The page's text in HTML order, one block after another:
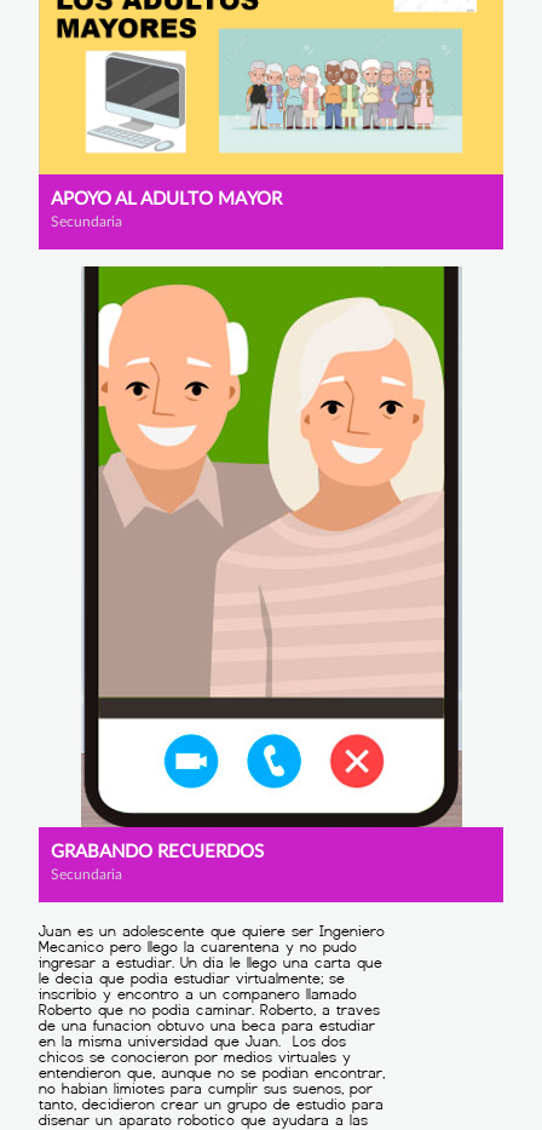
APOYO AL ADULTO MAYOR
Secundaria
GRABANDO RECUERDOS
Secundaria